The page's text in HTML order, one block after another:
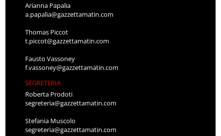
Arianna Papalia
a.papalia@gazzettamatin.com
Thomas Piccot
t.piccot@gazzettamatin.com
Fausto Vassoney
f.vassoney@gazzettamatin.com
SEGRETERIA
Roberta Prodoti
segreteria@gazzettamatin.com
Stefania Muscolo
segreteria@gazzettamatin.com